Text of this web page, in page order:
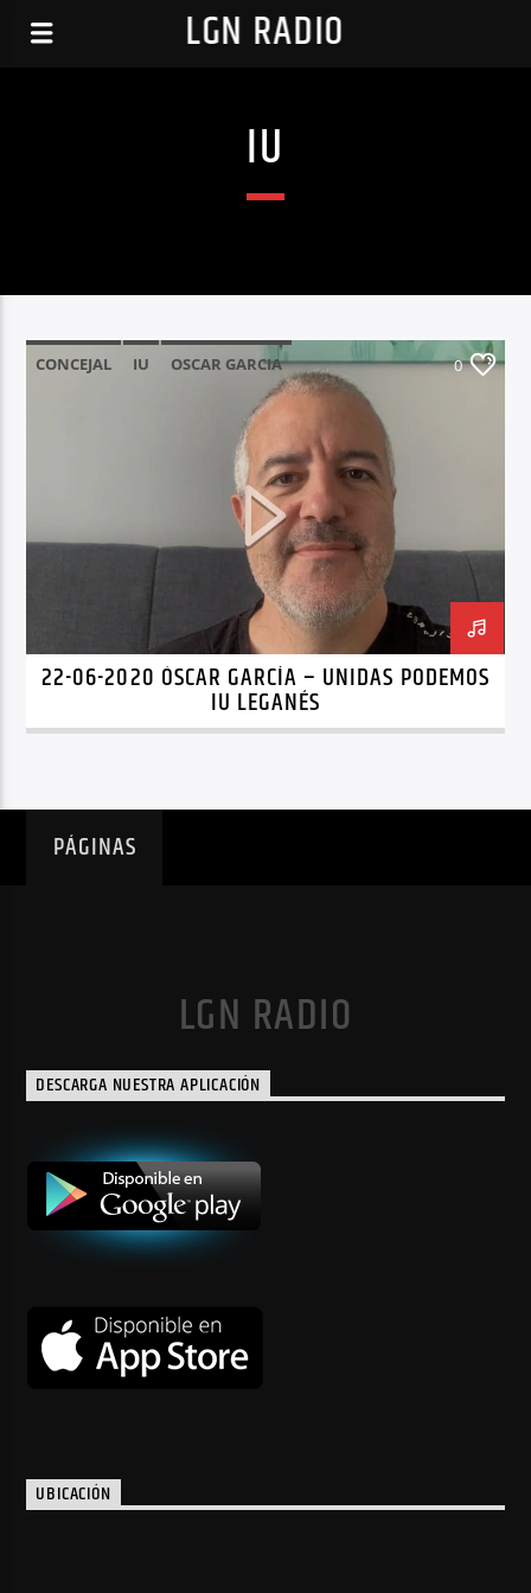
LGN RADIO
IU
CONCEJAL IU
OSCAR GARCIA
0
22-06-2020 ÓSCAR GARCÍA – UNIDAS PODEMOS
IU LEGANÉS
PÁGINAS
LGN RADIO
DESCARGA NUESTRA APLICACIÓN
UBICACIÓN